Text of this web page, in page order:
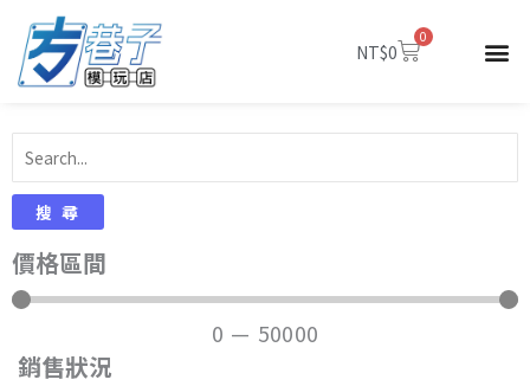
內
NT$0
0
購
搜尋
價格區間
0 — 50000
銷售狀況